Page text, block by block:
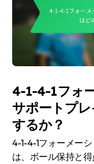
4-1-4-1フォ
サポートプ
するか？
4-1-4-1フォーメー
は、ボール保持と